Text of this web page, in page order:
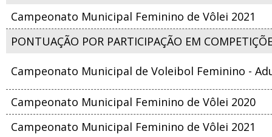
Campeonato Municipal Feminino de Vôlei 2021
PONTUAÇÃO POR PARTICIPAÇÃO EM
Campeonato Municipal de Voleibol Feminino -
Campeonato Municipal Feminino de Vôlei 2020
Campeonato Municipal Feminino de Vôlei 2021